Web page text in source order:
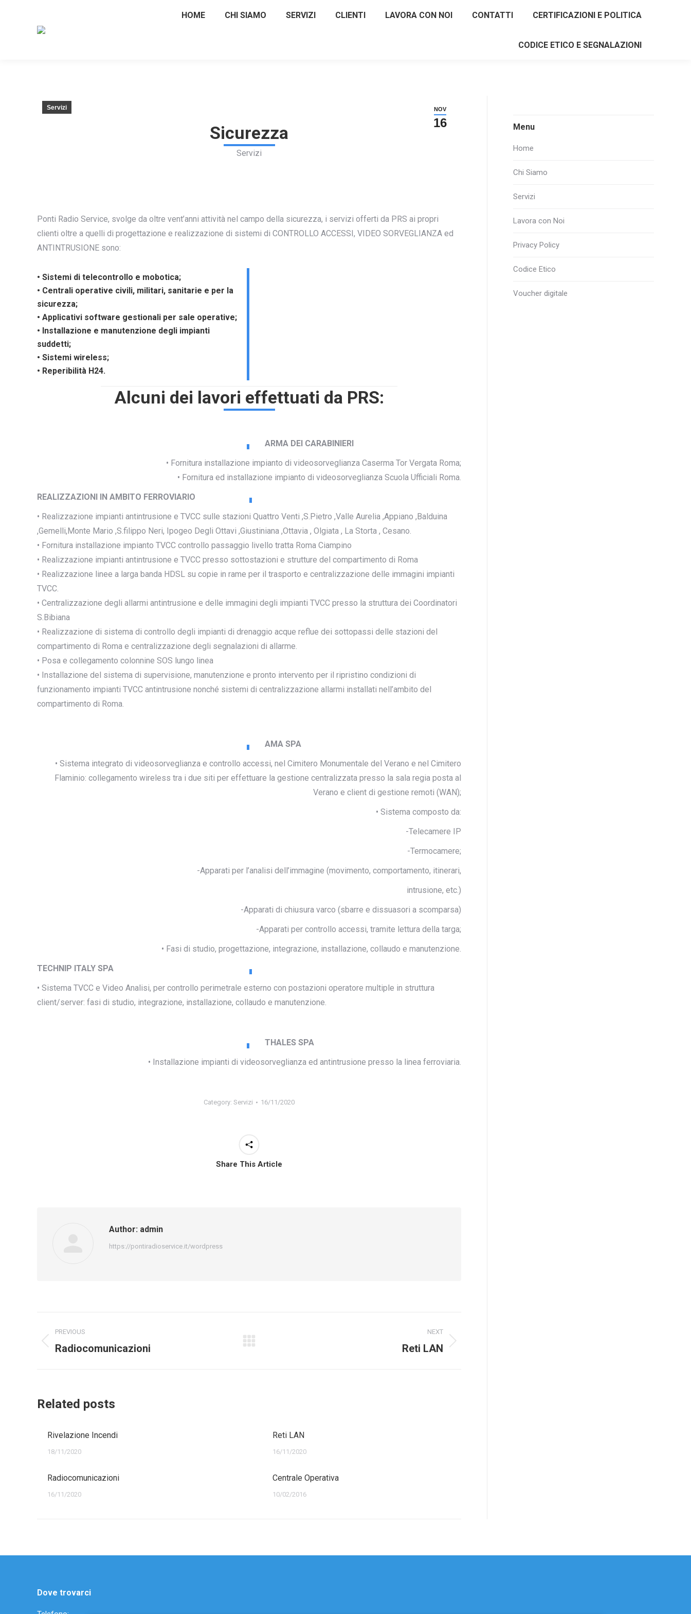
HOME CHI SIAMO SERVIZI CLIENTI LAVORA CON NOI CONTATTI CERTIFICAZIONI E POLITICA
CODICE ETICO E SEGNALAZIONI
NOV
16
Servizi
Sicurezza
Servizi
Ponti Radio Service, svolge da oltre vent’anni attività nel campo della sicurezza, i servizi offerti da PRS ai propri
clienti oltre a quelli di progettazione e realizzazione di sistemi di CONTROLLO ACCESSI, VIDEO SORVEGLIANZA ed
ANTINTRUSIONE sono:
• Sistemi di telecontrollo e mobotica;
• Centrali operative civili, militari, sanitarie e per la
sicurezza;
• Applicativi software gestionali per sale operative;
• Installazione e manutenzione degli impianti
suddetti;
• Sistemi wireless;
• Reperibilità H24.
Alcuni dei lavori effettuati da PRS:
ARMA DEI CARABINIERI
• Fornitura installazione impianto di videosorveglianza Caserma Tor Vergata Roma;
• Fornitura ed installazione impianto di videosorveglianza Scuola Ufficiali Roma.
REALIZZAZIONI IN AMBITO FERROVIARIO
• Realizzazione impianti antintrusione e TVCC sulle stazioni Quattro Venti ,S.Pietro ,Valle Aurelia ,Appiano ,Balduina
,Gemelli,Monte Mario ,S.filippo Neri, Ipogeo Degli Ottavi ,Giustiniana ,Ottavia , Olgiata , La Storta , Cesano.
• Fornitura installazione impianto TVCC controllo passaggio livello tratta Roma Ciampino
• Realizzazione impianti antintrusione e TVCC presso sottostazioni e strutture del compartimento di Roma
• Realizzazione linee a larga banda HDSL su copie in rame per il trasporto e centralizzazione delle immagini impianti
TVCC.
• Centralizzazione degli allarmi antintrusione e delle immagini degli impianti TVCC presso la struttura dei Coordinatori
S.Bibiana
• Realizzazione di sistema di controllo degli impianti di drenaggio acque reflue dei sottopassi delle stazioni del
compartimento di Roma e centralizzazione degli segnalazioni di allarme.
• Posa e collegamento colonnine SOS lungo linea
• Installazione del sistema di supervisione, manutenzione e pronto intervento per il ripristino condizioni di
funzionamento impianti TVCC antintrusione nonché sistemi di centralizzazione allarmi installati nell’ambito del
compartimento di Roma.
AMA SPA
• Sistema integrato di videosorveglianza e controllo accessi, nel Cimitero Monumentale del Verano e nel Cimitero
Flaminio: collegamento wireless tra i due siti per effettuare la gestione centralizzata presso la sala regia posta al
Verano e client di gestione remoti (WAN);
• Sistema composto da:
-Telecamere IP
-Termocamere;
-Apparati per l’analisi dell’immagine (movimento, comportamento, itinerari,
intrusione, etc.)
-Apparati di chiusura varco (sbarre e dissuasori a scomparsa)
-Apparati per controllo accessi, tramite lettura della targa;
• Fasi di studio, progettazione, integrazione, installazione, collaudo e manutenzione.
TECHNIP ITALY SPA
• Sistema TVCC e Video Analisi, per controllo perimetrale esterno con postazioni operatore multiple in struttura
client/server: fasi di studio, integrazione, installazione, collaudo e manutenzione.
THALES SPA
• Installazione impianti di videosorveglianza ed antintrusione presso la linea ferroviaria.
Category: Servizi 16/11/2020
Share This Article
Author: admin
https://pontiradioservice.it/wordpress
navigation
PREVIOUS
Previous
Radiocomunicazioni
NEXT
Reti LAN
Related posts
Rivelazione Incendi
18/11/2020
Reti LAN
16/11/2020
Radiocomunicazioni
16/11/2020
Centrale Operativa
10/02/2016
Menu
Home
Chi Siamo
Servizi
Lavora con Noi
Privacy Policy
Codice Etico
Voucher digitale
Dove trovarci